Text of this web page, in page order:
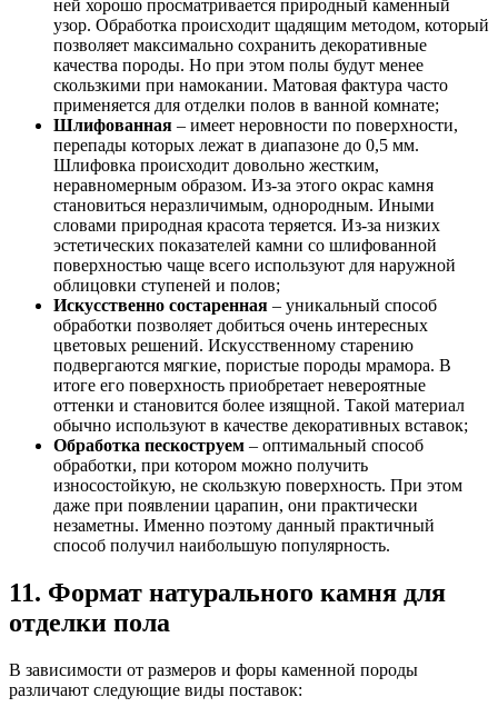
ней хорошо просматривается природный каменный
узор. Обработка происходит щадящим методом, который
позволяет максимально сохранить декоративные
качества породы. Но при этом полы будут менее
скользкими при намокании. Матовая фактура часто
применяется для отделки полов в ванной комнате;
Шлифованная – имеет неровности по поверхности,
перепады которых лежат в диапазоне до 0,5 мм.
Шлифовка происходит довольно жестким,
неравномерным образом. Из-за этого окрас камня
становиться неразличимым, однородным. Иными
словами природная красота теряется. Из-за низких
эстетических показателей камни со шлифованной
поверхностью чаще всего используют для наружной
облицовки ступеней и полов;
Искусственно состаренная – уникальный способ
обработки позволяет добиться очень интересных
цветовых решений. Искусственному старению
подвергаются мягкие, пористые породы мрамора. В
итоге его поверхность приобретает невероятные
оттенки и становится более изящной. Такой материал
обычно используют в качестве декоративных вставок;
Обработка пескоструем – оптимальный способ
обработки, при котором можно получить
износостойкую, не скользкую поверхность. При этом
даже при появлении царапин, они практически
незаметны. Именно поэтому данный практичный
способ получил наибольшую популярность.
11. Формат натурального камня для
отделки пола
В зависимости от размеров и форы каменной породы
различают следующие виды поставок: